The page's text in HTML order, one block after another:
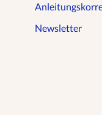
Newsletter